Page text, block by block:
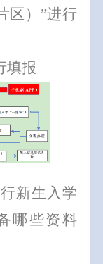
区） ”进行
填报
新生入学
哪些资料